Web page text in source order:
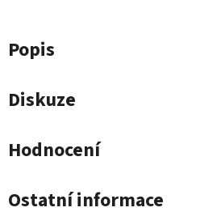
Popis
Diskuze
Hodnocení
Ostatní informace